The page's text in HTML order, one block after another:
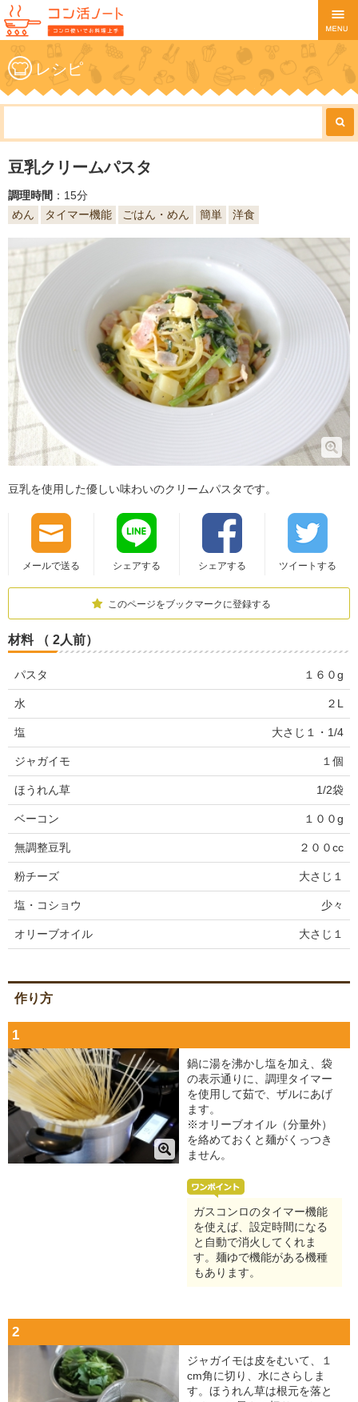
レシピ
豆乳クリームパスタ
調理時間 ：15分
めん
タイマー機能 ごはん・めん 簡単 洋食
豆乳を使用した優しい味わいのクリームパスタです。
メールで送る シェアする シェアする ツイートする
このページをブックマークに登録する
材料 （ 2人前）
パスタ １６０g
水 ２L
塩 大さじ１・1/4
ジャガイモ １個
ほうれん草 1/2袋
ベーコン １００g
無調整豆乳 ２００cc
粉チーズ 大さじ１
塩・コショウ 少々
オリーブオイル 大さじ１
作り方
1
鍋に湯を沸かし塩を加え、袋
の表示通りに、調理タイマー
を使用して茹で、ザルにあげ
ます。
※オリーブオイル（分量外）
を絡めておくと麺がくっつき
ません。
ガスコンロのタイマー機能
を使えば、設定時間になる
と自動で消火してくれま
す。麺ゆで機能がある機種
もあります。
2
ジャガイモは皮をむいて、１
cm角に切り、水にさらしま
す。ほうれん草は根元を落と